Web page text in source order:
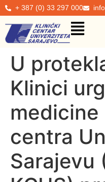
+ 387 (0) 33 297 000
U
Klinici
medicine
centra
Sarajevu